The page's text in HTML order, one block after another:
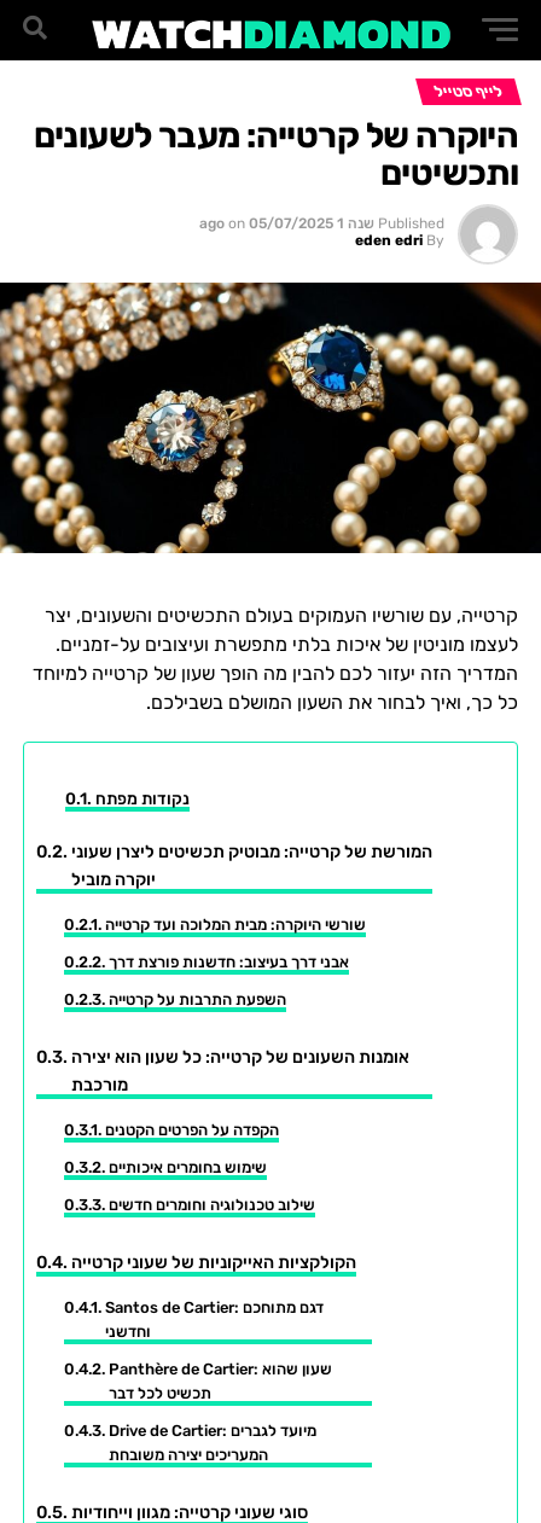
לייף סטייל
היוקרה של קרטייה: מעבר לשעונים
ותכשיטים
Published שנה 1 ago on 05/07/2025
By
eden edri
קרטייה, עם שורשיו העמוקים בעולם התכשיטים והשעונים, יצר
לעצמו מוניטין של איכות בלתי מתפשרת ועיצובים על-זמניים.
המדריך הזה יעזור לכם להבין מה הופך שעון של קרטייה למיוחד
כל כך, ואיך לבחור את השעון המושלם בשבילכם.
נקודות מפתח
המורשת של קרטייה: מבוטיק תכשיטים ליצרן שעוני
יוקרה מוביל
שורשי היוקרה: מבית המלוכה ועד קרטייה
אבני דרך בעיצוב: חדשנות פורצת דרך
השפעת התרבות על קרטייה
אומנות השעונים של קרטייה: כל שעון הוא יצירה
מורכבת
הקפדה על הפרטים הקטנים
שימוש בחומרים איכותיים
שילוב טכנולוגיה וחומרים חדשים
הקולקציות האייקוניות של שעוני קרטייה
Santos de Cartier: דגם מתוחכם
וחדשני
Panthère de Cartier: שעון שהוא
תכשיט לכל דבר
Drive de Cartier: מיועד לגברים
המעריכים יצירה משובחת
סוגי שעוני קרטייה: מגוון וייחודיות